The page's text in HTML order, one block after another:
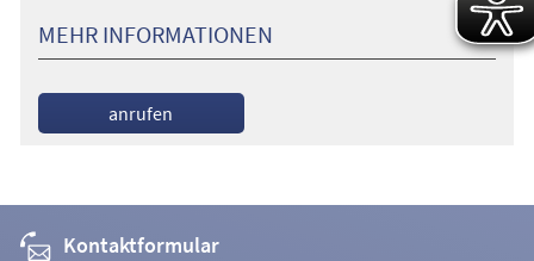
MEHR INFORMATIONEN
anrufen
Kontaktformular